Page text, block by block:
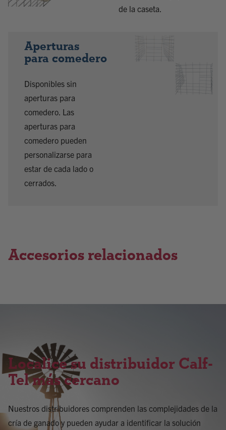
de la caseta.
Aperturas
para comedero
Disponibles sin
aperturas para
comedero. Las
aperturas para
comedero pueden
personalizarse para
estar de cada lado o
cerrados.
Accesorios relacionados
Localice su distribuidor Calf-
Tel más cercano
Nuestros distribuidores comprenden las complejidades de la
cría de ganado y pueden ayudar a identificar la solución